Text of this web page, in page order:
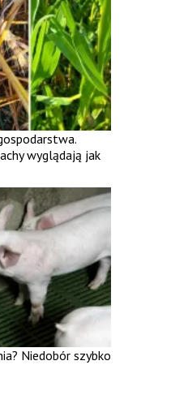
wyglądają jak
Niedobór szybko